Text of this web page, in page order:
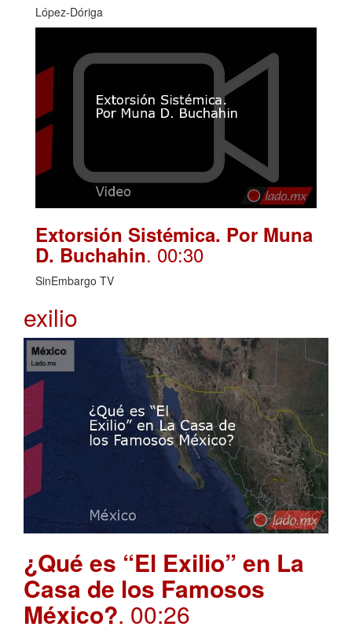
López-Dóriga
Extorsión Sistémica. Por Muna
D. Buchahin. 00:30
SinEmbargo TV
exilio
¿Qué es “El Exilio” en La
Casa de los Famosos
México?. 00:26